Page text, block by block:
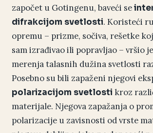
započet u Gotingenu, baveći se
difrakcijom svetlosti. Koristeći
opremu – prizme, sočiva, rešetke
sam izrađivao ili popravljao – vršio
merenja talasnih dužina svetlosti
Posebno su bili zapaženi njegovi
polarizacijom svetlosti kroz
materijale. Njegova zapažanja o
polarizacije u zavisnosti od vrste